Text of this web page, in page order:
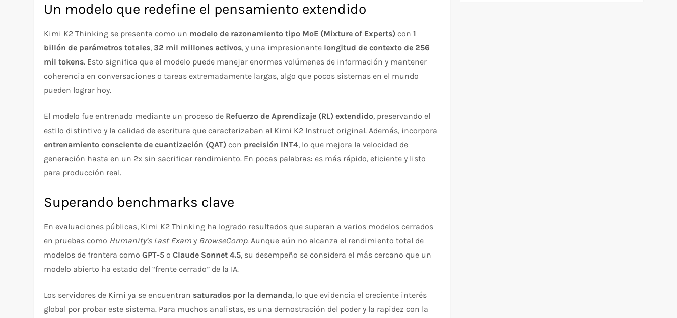
Un modelo que redefine el pensamiento extendido
Kimi K2 Thinking se presenta como un modelo de razonamiento tipo MoE (Mixture of Experts) con1
billón de parámetros totales,32 mil millones activos, y una impresionante longitud de contexto de 256
mil tokens. Esto significa que el modelo puede manejar enormes volúmenes de información y mantener
coherencia en conversaciones o tareas extremadamente largas, algo que pocos sistemas en el mundo
pueden lograr hoy.
El modelo fue entrenado mediante un proceso de Refuerzo de Aprendizaje (RL) extendido, preservando el
estilo distintivo y la calidad de escritura que caracterizaban al Kimi K2 Instruct original. Además, incorpora
entrenamiento consciente de cuantización (QAT) con precisión INT4, lo que mejora la velocidad de
generación hasta en un 2x sin sacrificar rendimiento. En pocas palabras: es más rápido, eficiente y listo
para producción real.
Superando benchmarks clave
En evaluaciones públicas, Kimi K2 Thinking ha logrado resultados que superan a varios modelos cerrados
en pruebas como Humanity’s Last Exam y BrowseComp. Aunque aún no alcanza el rendimiento total de
modelos de frontera comoGPT-5 oClaude Sonnet 4.5, su desempeño se considera el más cercano que un
modelo abierto ha estado del “frente cerrado” de la IA.
Los servidores de Kimi ya se encuentran saturados por la demanda, lo que evidencia el creciente interés
global por probar este sistema. Para muchos analistas, es una demostración del poder y la rapidez con la